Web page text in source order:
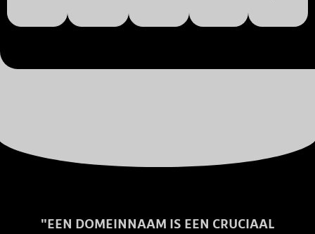
"EEN DOMEINNAAM IS EEN CRUCIAAL